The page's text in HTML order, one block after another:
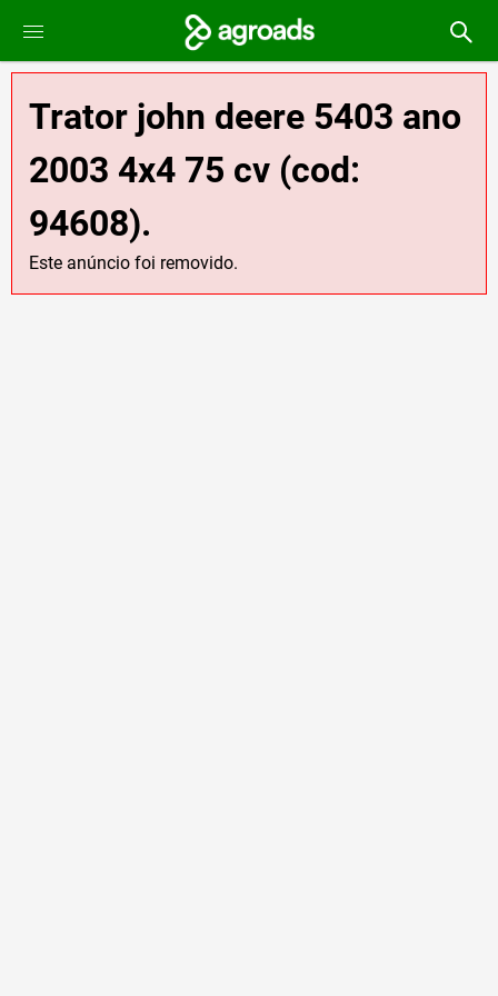
Trator john deere 5403 ano
2003 4x4 75 cv (cod:
94608).
Este anúncio foi removido.